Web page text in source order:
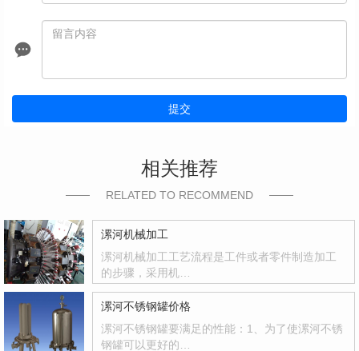
提交
相关推荐
RELATED TO RECOMMEND
漯河机械加工
漯河机械加工工艺流程是工件或者零件制造加工
的步骤，采用机…
漯河不锈钢罐价格
漯河不锈钢罐要满足的性能：1、为了使漯河不锈
钢罐可以更好的…